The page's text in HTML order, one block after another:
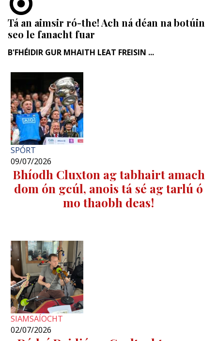
Tá an aimsir ró-the! Ach ná déan na botúin
seo le fanacht fuar
B'FHÉIDIR GUR MHAITH LEAT FREISIN ...
SPÓRT
09/07/2026
Bhíodh Cluxton ag tabhairt amach
dom ón gcúl, anois tá sé ag tarlú ó
mo thaobh deas!
SIAMSAÍOCHT
02/07/2026